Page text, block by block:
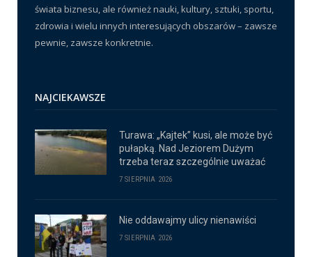
świata biznesu, ale również nauki, kultury, sztuki, sportu,
zdrowia i wielu innych interesujących obszarów – zawsze
pewnie, zawsze konkretnie.
NAJCIEKAWSZE
Turawa: „Kajtek” kusi, ale może być
pułapką. Nad Jeziorem Dużym
trzeba teraz szczególnie uważać
7 SIERPNIA 2026
Nie oddawajmy ulicy nienawiści
7 SIERPNIA 2026